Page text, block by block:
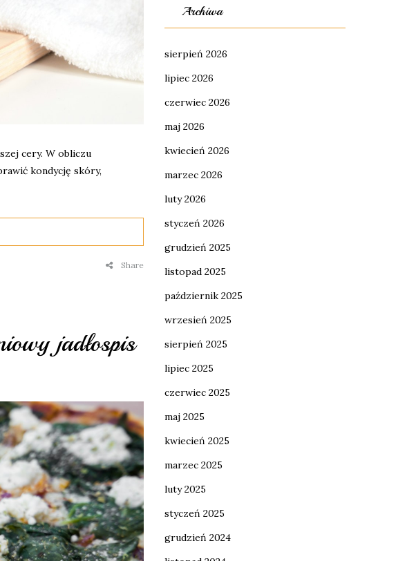
cery. W obliczu
kondycję skóry,
Share
jadłospis
Archiwa
sierpień 2026
lipiec 2026
czerwiec 2026
maj 2026
kwiecień 2026
marzec 2026
luty 2026
styczeń 2026
grudzień 2025
listopad 2025
październik 2025
wrzesień 2025
sierpień 2025
lipiec 2025
czerwiec 2025
maj 2025
kwiecień 2025
marzec 2025
luty 2025
styczeń 2025
grudzień 2024